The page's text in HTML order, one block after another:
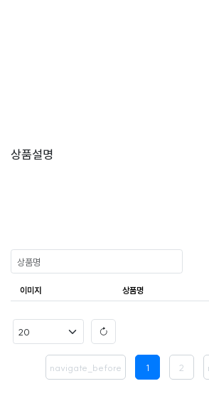
상품설명
이미지 상품명
navigate_before 1 2